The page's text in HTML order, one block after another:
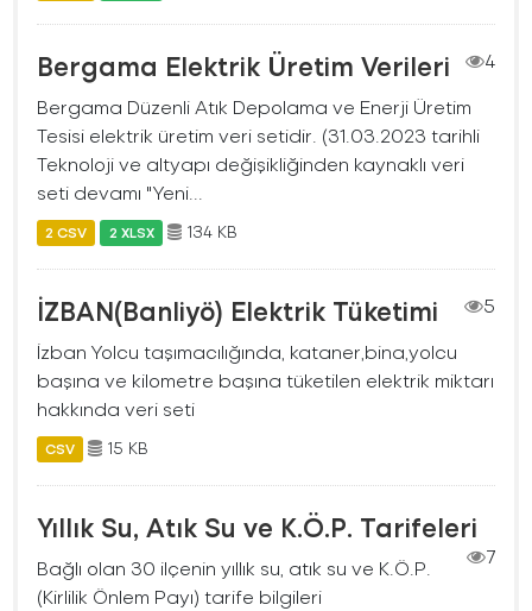
Bergama Elektrik Üretim Verileri
4
Bergama Düzenli Atık Depolama ve Enerji Üretim
Tesisi elektrik üretim veri setidir. (31.03.2023 tarihli
Teknoloji ve altyapı değişikliğinden kaynaklı veri
seti devamı "Yeni...
2 CSV 2 XLSX 134 KB
İZBAN(Banliyö) Elektrik Tüketimi
5
İzban Yolcu taşımacılığında, kataner,bina,yolcu
başına ve kilometre başına tüketilen elektrik miktarı
hakkında veri seti
CSV 15 KB
Yıllık Su, Atık Su ve K.Ö.P. Tarifeleri
7
Bağlı olan 30 ilçenin yıllık su, atık su ve K.Ö.P.
(Kirlilik Önlem Payı) tarife bilgileri